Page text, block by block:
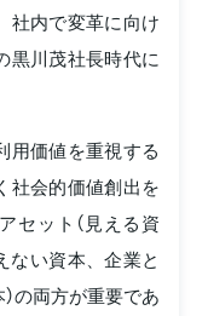
社内で変革に向け
黒川茂社長時代に
用価値を重視する
社会的価値創出を
セット（見える資
ない資本、企業と
の両方が重要であ